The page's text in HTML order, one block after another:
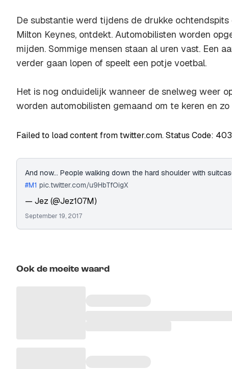
De substantie werd tijdens de drukke ochtendspits
Milton Keynes, ontdekt. Automobilisten worden
mijden. Sommige mensen staan al uren vast. Een
verder gaan lopen of speelt een potje voetbal.
Het is nog onduidelijk wanneer de snelweg weer
worden automobilisten gemaand om te keren en
Failed to load content from twitter.com. Status Code: 403
And now... People walking down the hard shoulder with
#M1 pic.twitter.com/u9HbTfOigX
— Jez (@Jez107M)
September 19, 2017
Ook de moeite waard